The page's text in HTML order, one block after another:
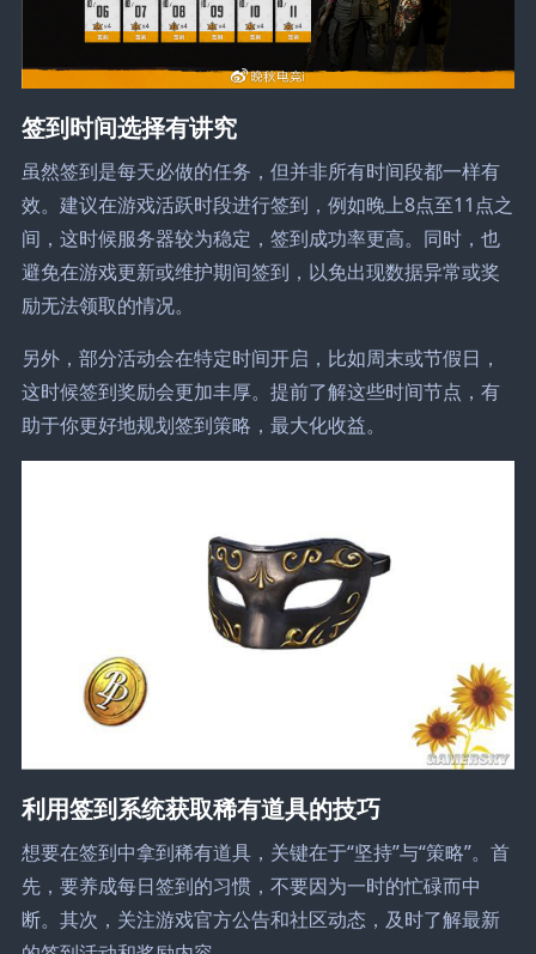
签到时间选择有讲究
虽然签到是每天必做的任务，但并非所有时间段都一样有
效。建议在游戏活跃时段进行签到，例如晚上8点至11点之
间，这时候服务器较为稳定，签到成功率更高。同时，也
避免在游戏更新或维护期间签到，以免出现数据异常或奖
励无法领取的情况。
另外，部分活动会在特定时间开启，比如周末或节假日，
这时候签到奖励会更加丰厚。提前了解这些时间节点，有
助于你更好地规划签到策略，最大化收益。
利用签到系统获取稀有道具的技巧
想要在签到中拿到稀有道具，关键在于“坚持”与“策略”。首
先，要养成每日签到的习惯，不要因为一时的忙碌而中
断。其次，关注游戏官方公告和社区动态，及时了解最新